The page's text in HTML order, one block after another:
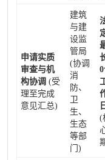
申请实质
审查与机
构协调 (受
理至完成
意见汇总)
建筑
与建
设监
管局
(协调
消
防、
卫
生、
生态
等部
门)
(